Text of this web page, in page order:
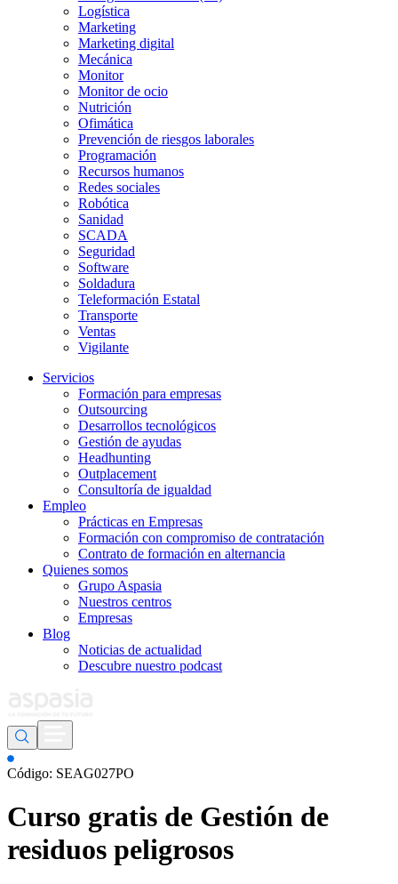
Logística
Marketing
Marketing digital
Mecánica
Monitor
Monitor de ocio
Nutrición
Ofimática
Prevención de riesgos laborales
Programación
Recursos humanos
Redes sociales
Robótica
Sanidad
SCADA
Seguridad
Software
Soldadura
Teleformación Estatal
Transporte
Ventas
Vigilante
Servicios
Formación para empresas
Outsourcing
Desarrollos tecnológicos
Gestión de ayudas
Headhunting
Outplacement
Consultoría de igualdad
Empleo
Prácticas en Empresas
Formación con compromiso de contratación
Contrato de formación en alternancia
Quienes somos
Grupo Aspasia
Nuestros centros
Empresas
Blog
Noticias de actualidad
Descubre nuestro podcast
Código: SEAG027PO
Curso gratis de Gestión de
residuos peligrosos